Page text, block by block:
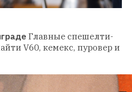
Главные спешелти-
V60, кемекс, пуровер и